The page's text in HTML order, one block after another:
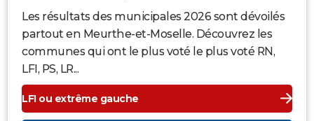
Les résultats des municipales 2026 sont dévoilés
partout en Meurthe-et-Moselle. Découvrez les
communes qui ont le plus voté le plus voté RN,
LFI, PS, LR...
LFI ou extrême gauche